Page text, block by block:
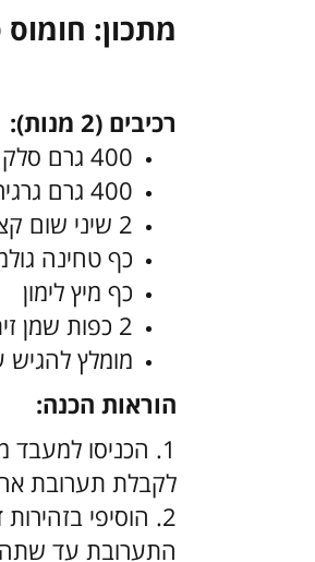
מתכון:
רכיבים (2 מנות):
400 גרם סלק קצוץ (יש לבשלו קודם לכן)
400 גרם גרגירי חומוס (מקופסת שימורים) שטופים
2 שיני שום קצוצות גס
כף טחינה
כף מיץ לימון
2 כפות שמן זית
מומלץ
הוראות הכנה:
1. הכניסו למעבד
לקבלת תערובת
2. הוסיפי
התערובת עד